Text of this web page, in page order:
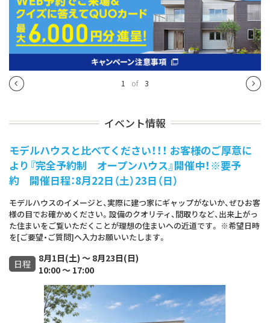
1 of 3
イベント情報
モデルハウスと比べてください！！！ お客様のご厚意に
より『完全予約制 オープンハウス』開催中！※要予
約 開催日程：8月22日（土）23日（日）
モデルハウスのイメージと、実際に建つ家にギャップがないか、ぜひお客
様の目でお確かめください。設備のクオリティ、間取りなど、出来上がっ
た住まいをご覧いただくことが理想の住まいへの近道です。 ※希望日時
を[ご要望・ご質問]へ入力お願いいたします。
日程
8月1日(土) ～ 8月23日(日)
10:00 ～ 17:00